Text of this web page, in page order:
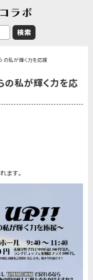
私が輝く力を応援
私が輝く力を応
ます。